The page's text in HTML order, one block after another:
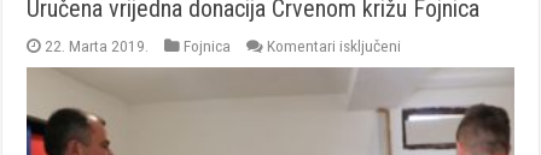
Uručena vrijedna donacija Crvenom križu Fojnica
22. Marta 2019. Fojnica Komentari isključeni
Uručena
donacija
Crvenom
križu